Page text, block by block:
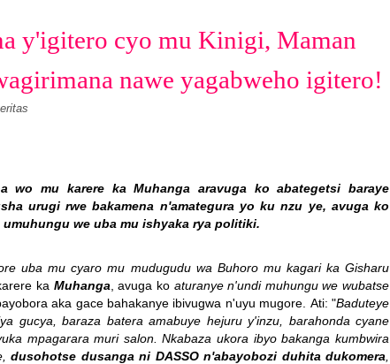
y'igitero cyo mu Kinigi, Maman
nawe yagabweho igitero!
wo mu karere ka Muhanga aravuga ko abategetsi baraye
urugi rwe bakamena n'amategura yo ku nzu ye, avuga ko
we uba mu ishyaka rya politiki.
uba mu cyaro mu mudugudu wa Buhoro mu kagari ka Gisharu
ka Muhanga , avuga ko aturanye n'undi muhungu we wubatse
aka gace bahakanye ibivugwa n'uyu mugore. Ati: "Baduteye
gucya, baraza batera amabuye hejuru y'inzu, barahonda cyane
mpagarara muri salon.Nkabaza ukora ibyo bakanga kumbwira
dusohotse dusanga ni DASSO n'abayobozi duhita dukomera